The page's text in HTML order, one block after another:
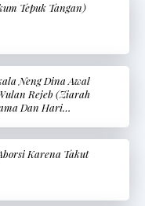
Tepuk Tangan)
Neng Dina Awal
Rejeb (Ziarah
Dan Hari
Karena Takut